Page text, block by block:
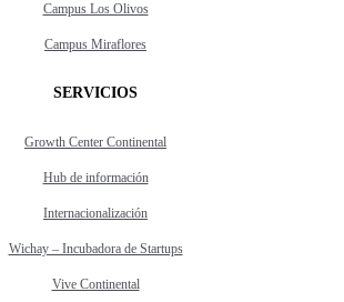
Campus Los Olivos
Campus Miraflores
SERVICIOS
Growth Center Continental
Hub de información
Internacionalización
Wichay – Incubadora de Startups
Vive Continental